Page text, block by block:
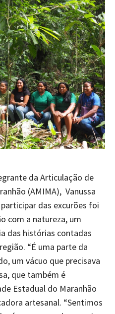
da Articulação de
(AMIMA), Vanussa
das excurões foi
com a natureza, um
das histórias contadas
“É uma parte da
um vácuo que precisava
que também é
Estadual do Maranhão
artesanal. “Sentimos